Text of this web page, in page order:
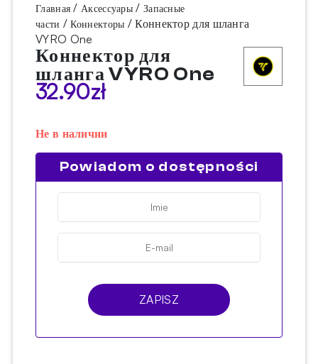
Главная /Аксессуары / Запасные
части /Коннекторы / Коннектор для шланга
VYRO One
Коннектор для
шланга VYRO One
32.90zł
Не в наличии
Powiadom o dostępności
ZAPISZ